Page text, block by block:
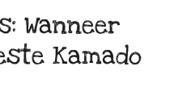
Wanneer
Kamado